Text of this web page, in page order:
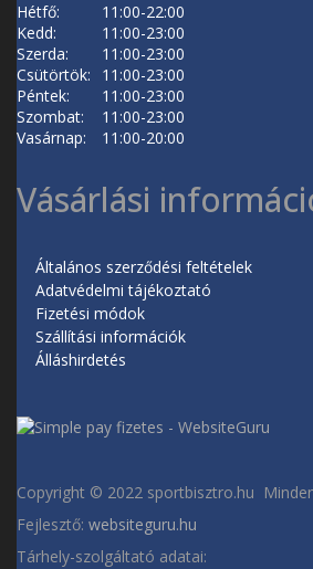
Hétfő:
11:00-22:00
Kedd:
11:00-23:00
Szerda:
11:00-23:00
Csütörtök:
11:00-23:00
Péntek:
11:00-23:00
Szombat:
11:00-23:00
Vasárnap:
11:00-20:00
Vásárlási
Általános szerződési feltételek
Adatvédelmi tájékoztató
Fizetési módok
Szállítási információk
Álláshirdetés
Copyright © 2022 sportbisztro.hu
Fejlesztő: websiteguru.hu
Tárhely-szolgáltató adatai: